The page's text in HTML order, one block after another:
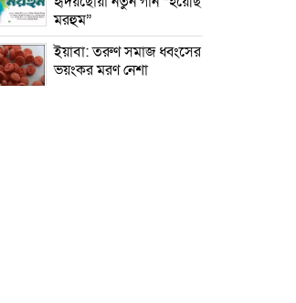
মরহুম”
ইয়াবা: তরুণ সমাজ ধ্বংসের
ভয়ংকর মরণ নেশা